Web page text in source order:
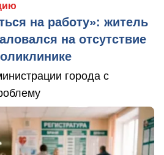
на работу»: житель
на отсутствие
города с